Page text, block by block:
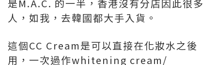
是M.A.C. 的一半，香港沒有分店因此很多
人，如我，去韓國都大手入貨。
這個CC Cream是可以直接在化妝水之後
用，一次過作whitening cream/